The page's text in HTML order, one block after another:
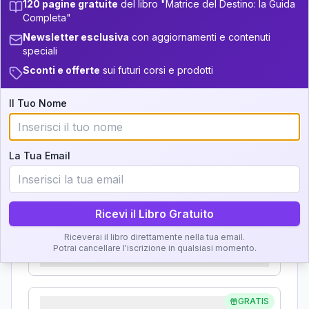
Analisi, Significato e
Interpretazione
Clicca su ogni zona per leggere la definizione e
l'interpretazione!
Importanza:
Karma Genitore-Figlio
Importanza:
GRATIS
120 pagine gratuite del libro "Matrice del Destino: la Guida
Completa"
Newsletter esclusiva con aggiornamenti e contenuti
speciali
Sconti e offerte sui futuri corsi e prodotti
Il Tuo Nome
La Tua Email
Ricevi il Libro Gratuito
Riceverai il libro direttamente nella tua email.
Potrai cancellare l'iscrizione in qualsiasi momento.